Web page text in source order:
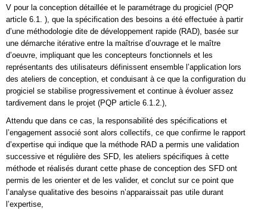
V pour la conception détaillée et le paramétrage du progiciel (PQP
article 6.1. ), que la spécification des besoins a été effectuée à partir
d’une méthodologie dite de développement rapide (RAD), basée sur
une démarche itérative entre la maîtrise d’ouvrage et le maître
d’oeuvre, impliquant que les concepteurs fonctionnels et les
représentants des utilisateurs définissent ensemble l’application lors
des ateliers de conception, et conduisant à ce que la configuration du
progiciel se stabilise progressivement et continue à évoluer assez
tardivement dans le projet (PQP article 6.1.2.),
Attendu que dans ce cas, la responsabilité des spécifications et
l’engagement associé sont alors collectifs, ce que confirme le rapport
d’expertise qui indique que la méthode RAD a permis une validation
successive et régulière des SFD, les ateliers spécifiques à cette
méthode et réalisés durant cette phase de conception des SFD ont
permis de les orienter et de les valider, et conclut sur ce point que
l’analyse qualitative des besoins n’apparaissait pas utile durant
l’expertise,